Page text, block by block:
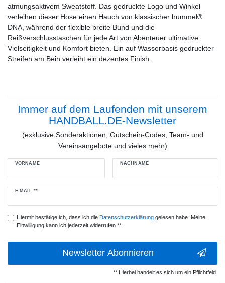
atmungsaktivem Sweatstoff. Das gedruckte Logo und Winkel
verleihen dieser Hose einen Hauch von klassischer hummel®
DNA, während der flexible breite Bund und die
Reißverschlusstaschen für jede Art von Abenteuer ultimative
Vielseitigkeit und Komfort bieten. Ein auf Wasserbasis gedruckter
Streifen am Bein verleiht ein dezentes Finish.
Immer auf dem Laufenden mit unserem
HANDBALL.DE-Newsletter
(exklusive Sonderaktionen, Gutschein-Codes, Team- und
Vereinsangebote und vieles mehr)
VORNAME NACHNAME
E-MAIL **
Newsletter
Hiermit bestätige ich, dass ich die Daten­schutz­erklärunggelesen habe. Meine
Einwilligung kann ich jederzeit widerrufen.**
Newsletter Abonnieren
** Hierbei handelt es sich um ein Pflichtfeld.